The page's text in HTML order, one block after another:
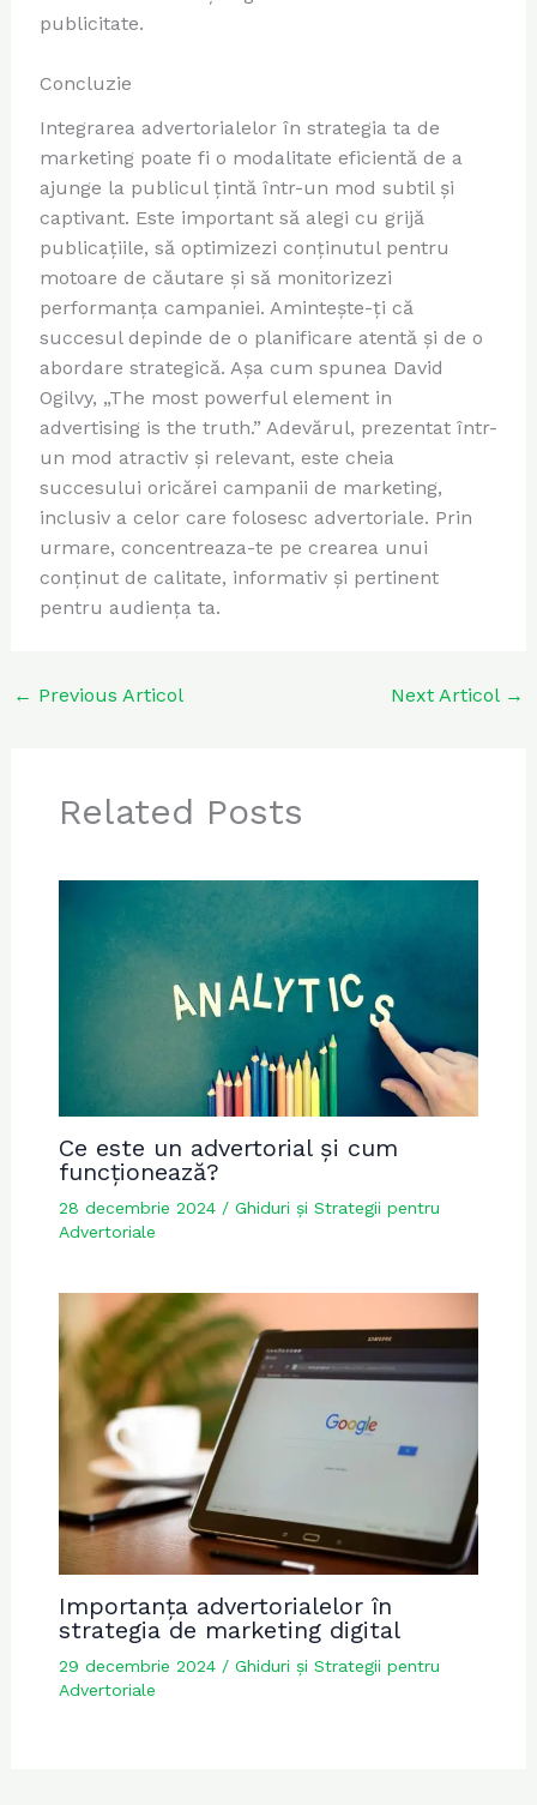
publicitate.
Concluzie
Integrarea advertorialelor în strategia ta de
marketing poate fi o modalitate eficientă de a
ajunge la publicul țintă într-un mod subtil și
captivant. Este important să alegi cu grijă
publicațiile, să optimizezi conținutul pentru
motoare de căutare și să monitorizezi
performanța campaniei. Amintește-ți că
succesul depinde de o planificare atentă și de o
abordare strategică. Așa cum spunea David
Ogilvy, „The most powerful element in
advertising is the truth.” Adevărul, prezentat într-
un mod atractiv și relevant, este cheia
succesului oricărei campanii de marketing,
inclusiv a celor care folosesc advertoriale. Prin
urmare, concentreaza-te pe crearea unui
conținut de calitate, informativ și pertinent
pentru audiența ta.
← Previous Articol Next Articol →
Related Posts
Ce este un advertorial și cum
funcționează?
28 decembrie 2024 / Ghiduri și Strategii pentru
Advertoriale
Importanța advertorialelor în
strategia de marketing digital
29 decembrie 2024 / Ghiduri și Strategii pentru
Advertoriale